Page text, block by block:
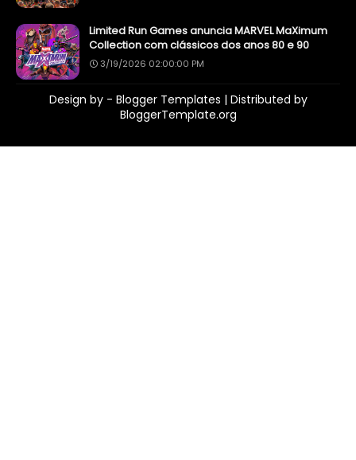
Limited Run Games anuncia MARVEL MaXimum
Collection com clássicos dos anos 80 e 90
3/19/2026 02:00:00 PM
Design by - Blogger Templates | Distributed by
BloggerTemplate.org